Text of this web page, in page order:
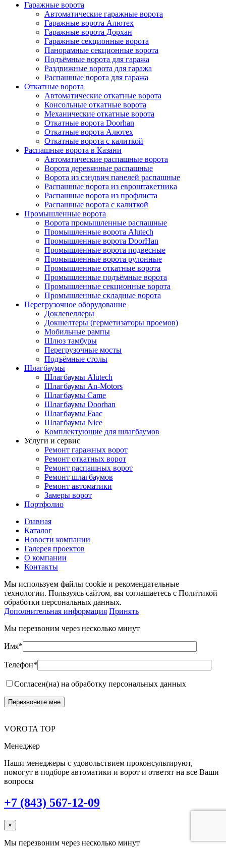
Гаражные ворота
Автоматические гаражные ворота
Гаражные ворота Алютех
Гаражные ворота Дорхан
Гаражные секционные ворота
Панорамные секционные ворота
Подъёмные ворота для гаража
Раздвижные ворота для гаража
Распашные ворота для гаража
Откатные ворота
Автоматические откатные ворота
Консольные откатные ворота
Механические откатные ворота
Откатные ворота Doorhan
Откатные ворота Алютех
Откатные ворота с калиткой
Распашные ворота в Казани
Автоматические распашные ворота
Ворота деревянные распашные
Ворота из сэндвич панелей распашные
Распашные ворота из евроштакетника
Распашные ворота из профлиста
Распашные ворота с калиткой
Промышленные ворота
Ворота промышленные распашные
Промышленные ворота Alutech
Промышленные ворота DoorHan
Промышленные ворота подвесные
Промышленные ворота рулонные
Промышленные откатные ворота
Промышленные подъёмные ворота
Промышленные секционные ворота
Промышленные складные ворота
Перегрузочное оборудование
Доклевеллеры
Докшелтеры (герметизаторы проемов)
Мобильные рампы
Шлюз тамбуры
Перегрузочные мосты
Подъёмные столы
Шлагбаумы
Шлагбаумы Alutech
Шлагбаумы An-Motors
Шлагбаумы Came
Шлагбаумы Doorhan
Шлагбаумы Faac
Шлагбаумы Nice
Комплектующие для шлагбаумов
Услуги и сервис
Ремонт гаражных ворот
Ремонт откатных ворот
Ремонт распашных ворот
Ремонт шлагбаумов
Ремонт автоматики
Замеры ворот
Портфолио
Главная
Каталог
Новости компании
Галерея проектов
О компании
Контакты
Мы используем файлы cookie и рекомендательные
технологии. Пользуясь сайтом, вы соглашаетесь с Политикой
обработки персональных данных.
Дополнительная информация Принять
Мы перезвоним через несколько минут
Имя*
Телефон*
Согласен(на) на обработку персональных данных
VOROTA TOP
Менеджер
Наши менеджеры с удовольствием проконсультируют,
помогут в подборе автоматики и ворот и ответят на все Ваши
вопросы
+7 (843) 567-12-09
×
Мы перезвоним через несколько минут